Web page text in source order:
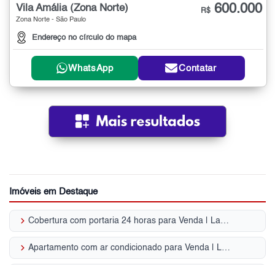
Vila Amália (Zona Norte)
Zona Norte - São Paulo
Endereço no círculo do mapa
R$ 600.000
WhatsApp Contatar
Imóveis em Destaque
keyboard_arrow_right Cobertura com portaria 24 horas para Venda | Lauzane Paulista
keyboard_arrow_right Apartamento com ar condicionado para Venda | Lauzane Paulista